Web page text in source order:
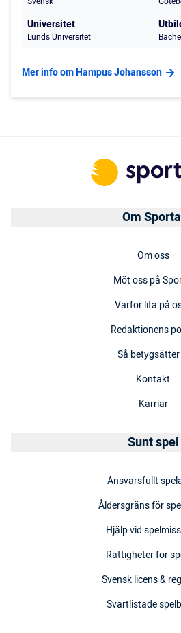
Universitet
Lunds Universitet
Mer info om Hampus Johansson
Om
Om oss
Möt oss på
Varför lita på
Redaktionens
Så
Kontakt
Karriär
Sunt spel
Ansvarsfullt
Åldersgräns för
Hjälp vid
Rättigheter för
Svensk licens &
Svartlistade